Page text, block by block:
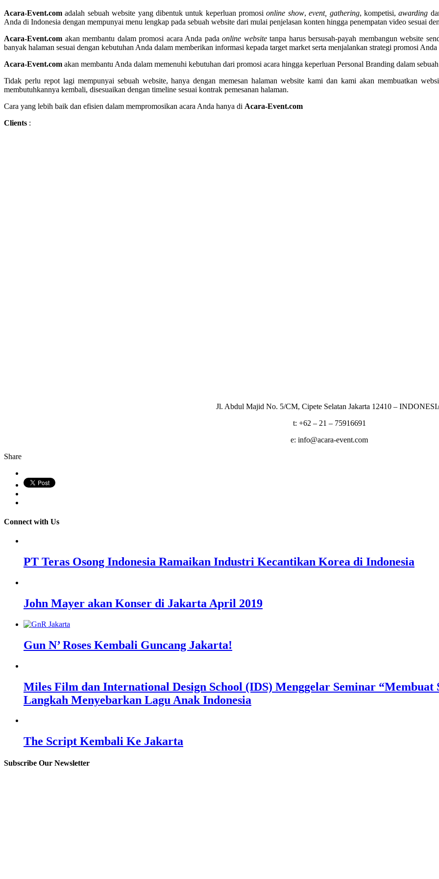
Acara-Event.com adalah sebuah website yang dibentuk untuk keperluan promosionline show,event, gathering, kompetisi,awarding
Anda di Indonesia dengan mempunyai menu lengkap pada sebuah website dari mulai penjelasan konten hingga penempatan video sesuai
Acara-Event.com akan membantu dalam promosi acara Anda pada online websitetanpa harus bersusah-payah membangun website
banyak halaman sesuai dengan kebutuhan Anda dalam memberikan informasi kepada target market serta menjalankan strategi promosi
Acara-Event.com akan membantu Anda dalam memenuhi kebutuhan dari promosi acara hingga keperluan Personal Branding dalam
Tidak perlu repot lagi mempunyai sebuah website, hanya dengan memesan halaman website kami dan kami akan membuatkan
membutuhkannya kembali, disesuaikan dengan timeline sesuai kontrak pemesanan halaman.
Cara yang lebih baik dan efisien dalam mempromosikan acara Anda hanya di Acara-Event.com
Clients :
Jl. Abdul Majid No. 5/CM, Cipete Selatan Jakarta 12410 –
t: +62 – 21 – 75916691
e: info@acara-event.com
Share
Connect with Us
PT Teras Osong Indonesia Ramaikan Industri Kecantikan Korea di Indonesia
John Mayer akan Konser di Jakarta April 2019
Gun N’ Roses Kembali Guncang Jakarta!
Miles Film dan International Design School (IDS) Menggelar Seminar “Membuat
Langkah Menyebarkan Lagu Anak Indonesia
The Script Kembali Ke Jakarta
Subscribe Our Newsletter